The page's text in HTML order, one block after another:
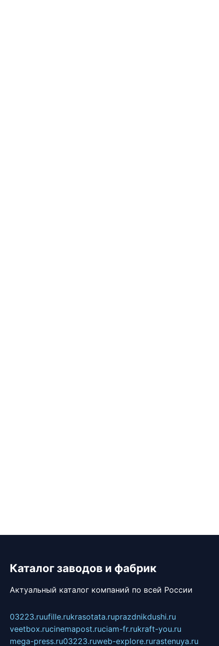
Каталог заводов и фабрик
Актуальный каталог компаний по всей России
03223.ruufille.rukrasotata.ruprazdnikdushi.ru
veetbox.rucinemapost.ruciam-fr.rukraft-you.ru
mega-press.ru03223.ruweb-explore.rurastenuya.ru